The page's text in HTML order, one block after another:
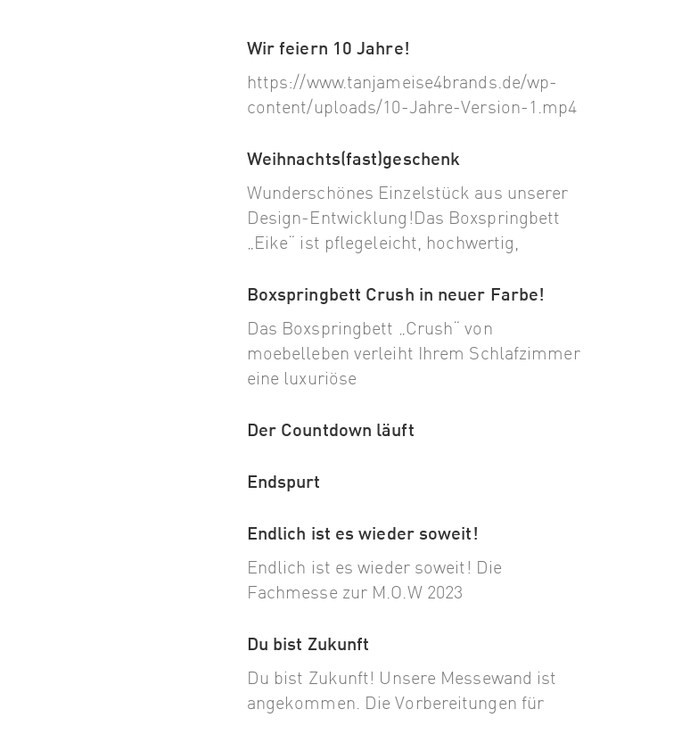
Wir feiern 10 Jahre!
https://www.tanjameise4brands.de/wp-
content/uploads/10-Jahre-Version-1.mp4
Weihnachts(fast)geschenk
Wunderschönes Einzelstück aus unserer
Design-Entwicklung!Das Boxspringbett
„Eike“ ist pflegeleicht, hochwertig,
Boxspringbett Crush in neuer Farbe!
Das Boxspringbett „Crush“ von
moebelleben verleiht Ihrem Schlafzimmer
eine luxuriöse
Der Countdown läuft
Endspurt
Endlich ist es wieder soweit!
Endlich ist es wieder soweit! Die
Fachmesse zur M.O.W 2023
Du bist Zukunft
Du bist Zukunft! Unsere Messewand ist
angekommen. Die Vorbereitungen für